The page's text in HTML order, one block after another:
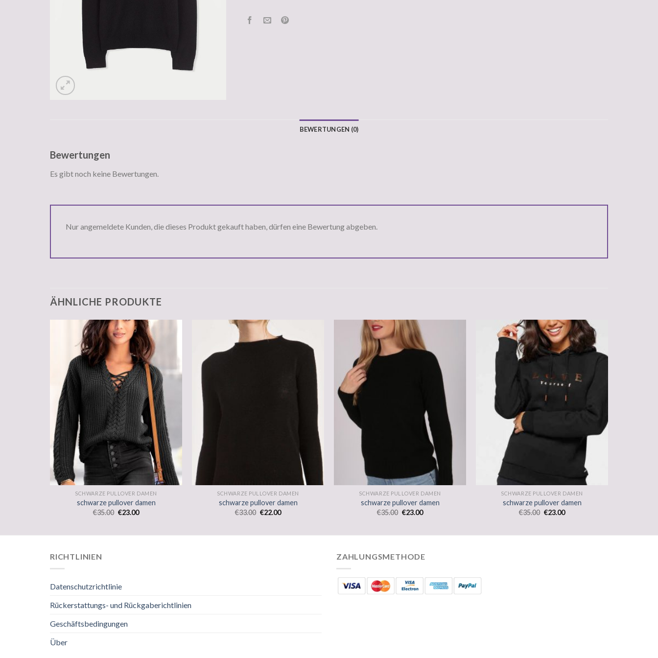
BEWERTUNGEN (0)
Bewertungen
Es gibt noch keine Bewertungen.
Nur angemeldete Kunden, die dieses Produkt gekauft haben, dürfen eine Bewertung abgeben.
ÄHNLICHE PRODUKTE
SCHWARZE PULLOVER DAMEN
schwarze pullover damen
€35.00 €23.00
SCHWARZE PULLOVER DAMEN
schwarze pullover damen
€33.00 €22.00
SCHWARZE PULLOVER DAMEN
schwarze pullover damen
€35.00 €23.00
SCHWARZE PULLOVER DAMEN
schwarze pullover damen
€35.00 €23.00
RICHTLINIEN
Datenschutzrichtlinie
Rückerstattungs- und Rückgaberichtlinien
Geschäftsbedingungen
Über
ZAHLUNGSMETHODE